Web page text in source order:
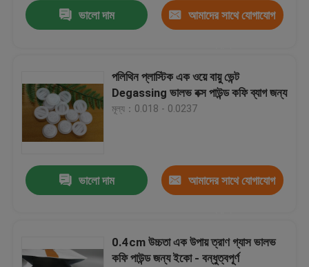
ভালো দাম আমাদের সাথে যোগাযোগ
পলিথিন প্লাস্টিক এক ওয়ে বায়ু ভেন্ট
Degassing ভালভ বক্স পাউন্ড কফি ব্যাগ জন্য
মূল্য：0.018 - 0.0237
ভালো দাম আমাদের সাথে যোগাযোগ
0.4cm উচ্চতা এক উপায় ত্রাণ গ্যাস ভালভ
কফি পাউন্ড জন্য ইকো - বন্ধুত্বপূর্ণ